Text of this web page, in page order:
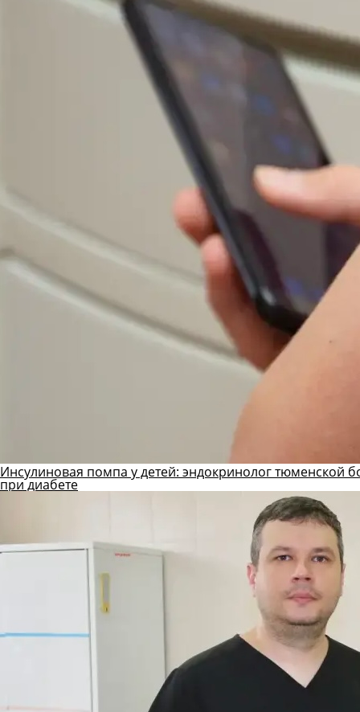
Инсулиновая помпа у детей: эндокринолог тюменской
при диабете